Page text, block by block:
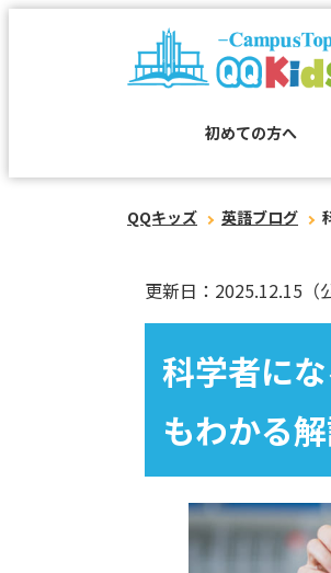
初めての方へ
QQキッズ 英語ブログ
更新日：2025.12.15
科学者に
もわかる